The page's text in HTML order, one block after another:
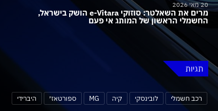
20 מאי 2026
מרים את השאלטר: סוזוקי e-Vitara הושק בישראל,
החשמלי הראשון של המותג אי פעם
תגיות
רכב חשמלי לובינסקי קיה MG ספורטאז׳ היברידי